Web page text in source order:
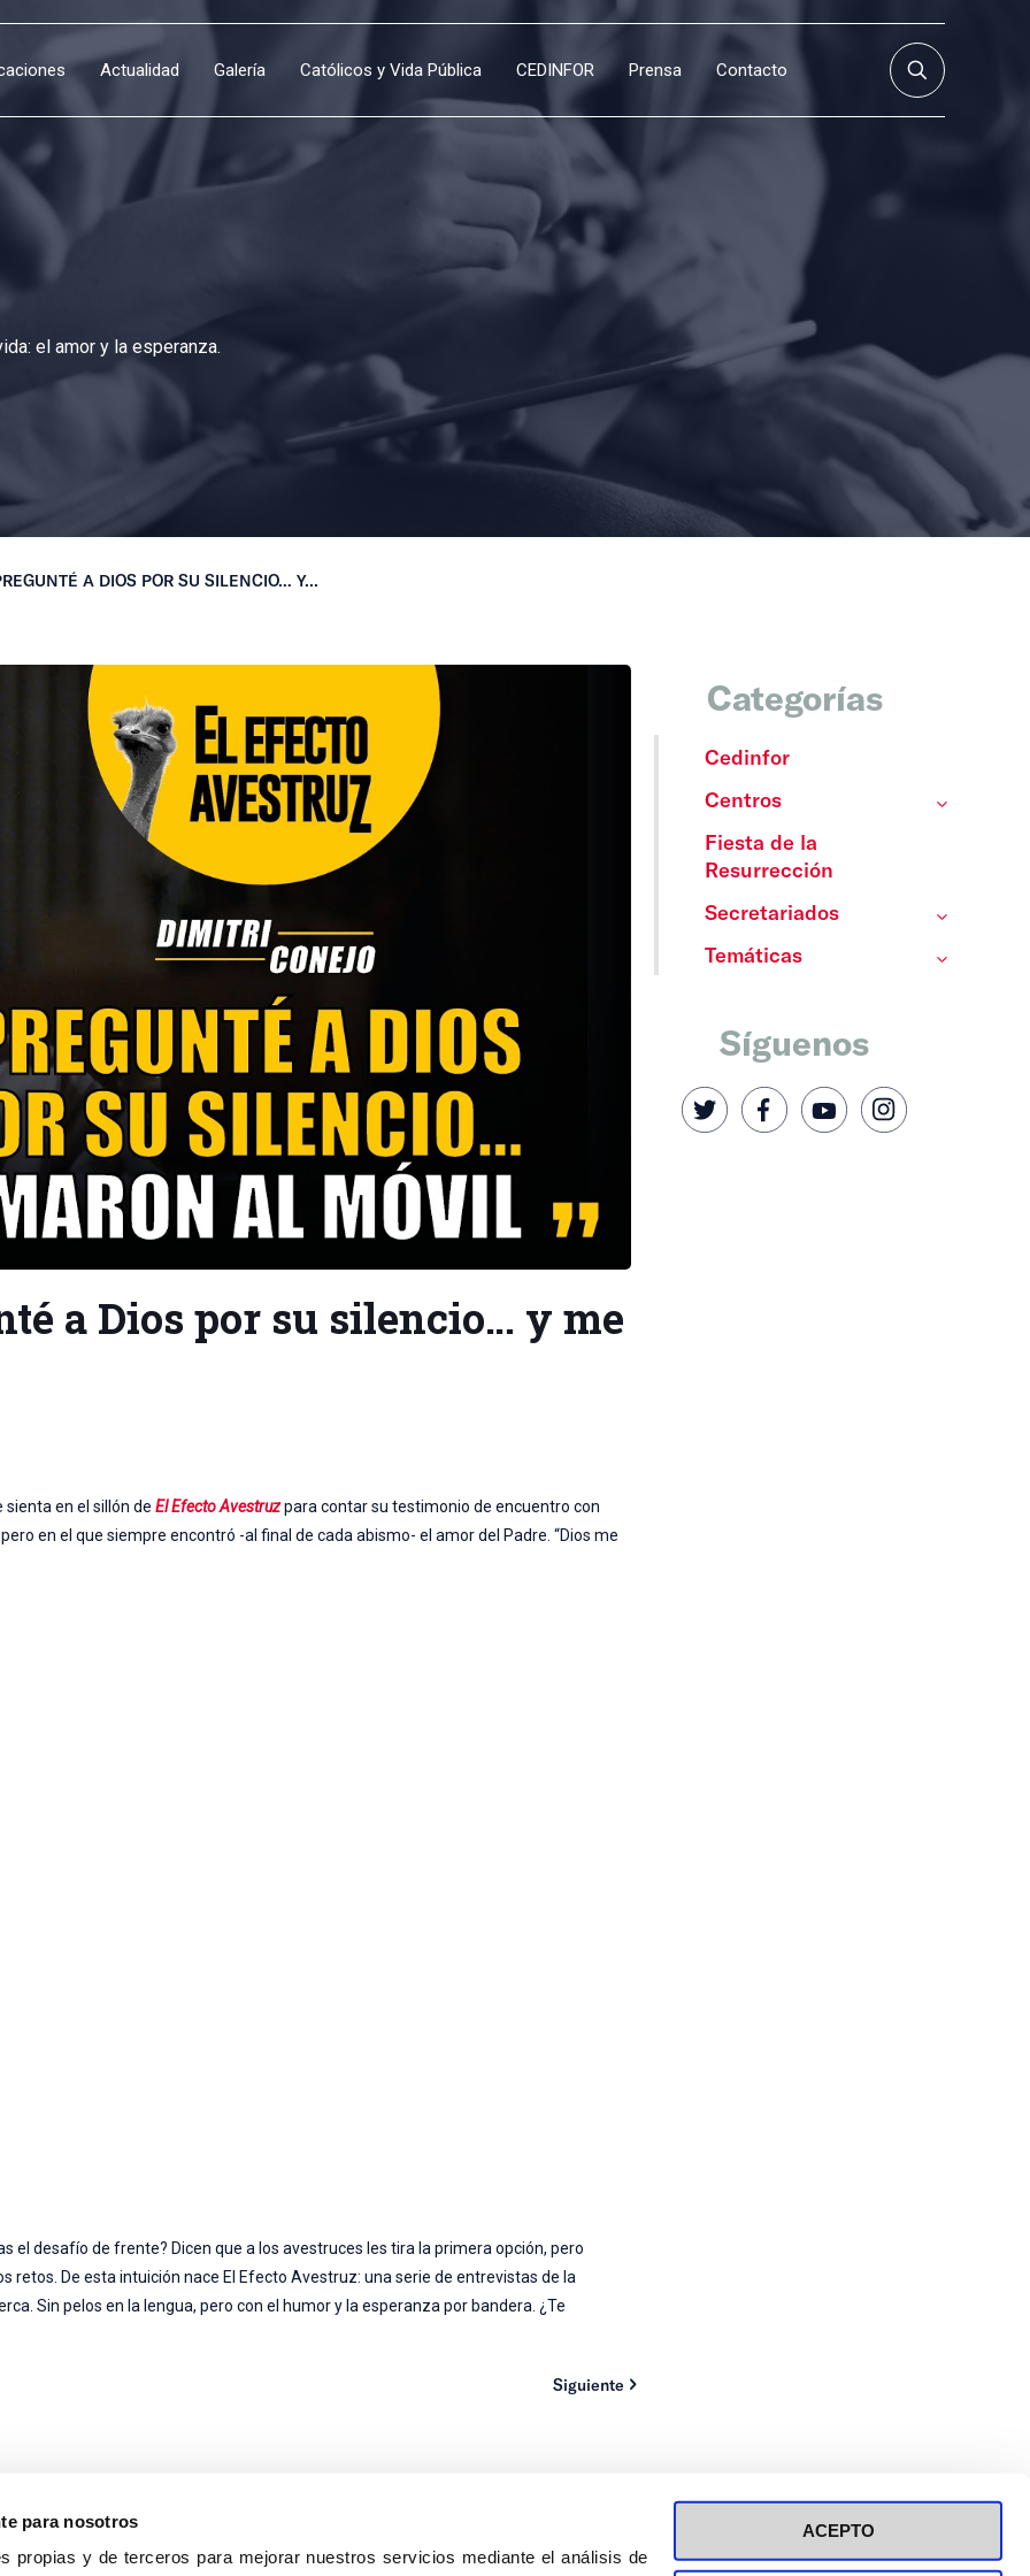
para nosotros
propias y de terceros para mejorar nuestros servicios mediante el análisis de
ACEPTO
Actualidad Galería Católicos y Vida Pública CEDINFOR Prensa Contacto
el amor y la esperanza.
A DIOS POR SU SILENCIO… Y...
a Dios por su silencio… y me
sienta en el sillón de El Efecto Avestruzpara contar su testimonio de encuentro con
en el que siempre encontró -al final de cada abismo- el amor del Padre. “Dios me
el desafío de frente? Dicen que a los avestruces les tira la primera opción, pero
De esta intuición nace El Efecto Avestruz: una serie de entrevistas de la
Sin pelos en la lengua, pero con el humor y la esperanza por bandera. ¿Te
Siguiente
Categorías
Cedinfor
Centros
Fiesta de la
Resurrección
Secretariados
Temáticas
Síguenos